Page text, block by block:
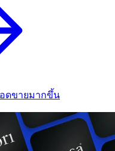
ดขายมากขึ้น